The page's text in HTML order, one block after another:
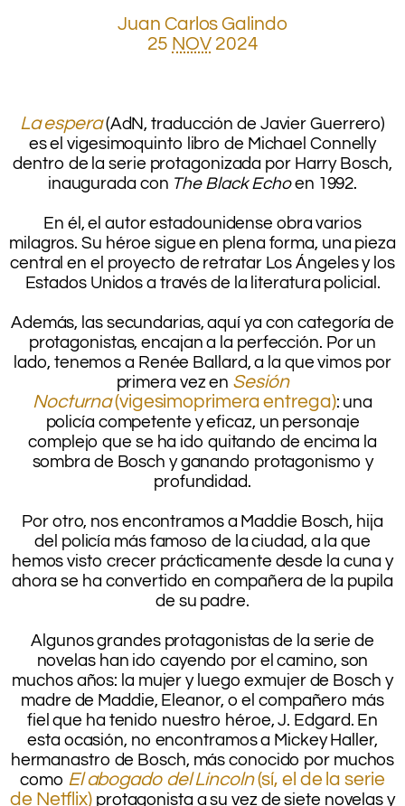
Juan Carlos Galindo
25 NOV2024
La espera (AdN, traducción de Javier Guerrero)
es el vigesimoquinto libro de Michael Connelly
dentro de la serie protagonizada por Harry Bosch,
inaugurada con The Black Echoen 1992.
En él, el autor estadounidense obra varios
milagros. Su héroe sigue en plena forma, una pieza
central en el proyecto de retratar Los Ángeles y los
Estados Unidos a través de la literatura policial.
Además, las secundarias, aquí ya con categoría de
protagonistas, encajan a la perfección. Por un
lado, tenemos a Renée Ballard, a la que vimos por
primera vez en Sesión
Nocturna(vigesimoprimera entrega): una
policía competente y eficaz, un personaje
complejo que se ha ido quitando de encima la
sombra de Bosch y ganando protagonismo y
profundidad.
Por otro, nos encontramos a Maddie Bosch, hija
del policía más famoso de la ciudad, a la que
hemos visto crecer prácticamente desde la cuna y
ahora se ha convertido en compañera de la pupila
de su padre.
Algunos grandes protagonistas de la serie de
novelas han ido cayendo por el camino, son
muchos años: la mujer y luego exmujer de Bosch y
madre de Maddie, Eleanor, o el compañero más
fiel que ha tenido nuestro héroe, J. Edgard. En
esta ocasión, no encontramos a Mickey Haller,
hermanastro de Bosch, más conocido por muchos
como El abogado del Lincoln(sí, el de la serie
de Netflix) protagonista a su vez de siete novelas y